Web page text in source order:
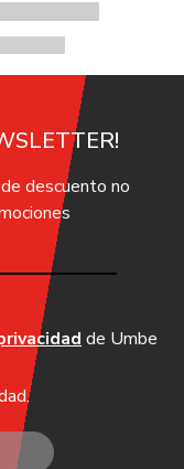
descuento no
de Umbe